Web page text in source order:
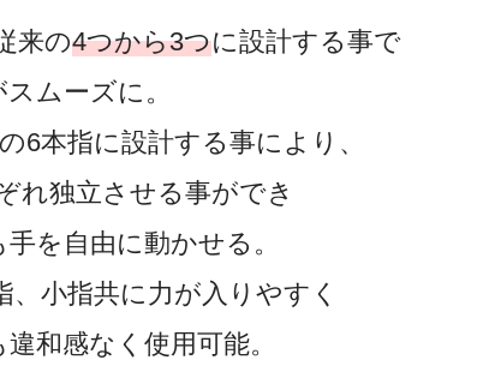
来の4つから3つに設計する事で
ムーズに。
6本指に設計する事により、
れ独立させる事ができ
を自由に動かせる。
、小指共に力が入りやすく
和感なく使用可能。